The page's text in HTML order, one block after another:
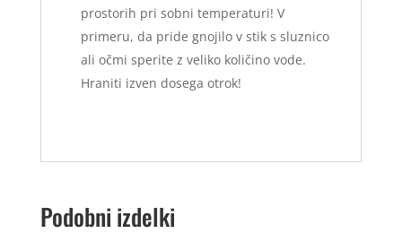
prostorih pri sobni temperaturi! V
primeru, da pride gnojilo v stik s sluznico
ali očmi sperite z veliko količino vode.
Hraniti izven dosega otrok!
Podobni izdelki